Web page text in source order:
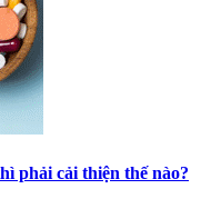
phải cải thiện thế nào?